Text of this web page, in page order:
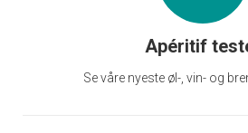
Apéritif
Se våre nyeste øl-, vin- og